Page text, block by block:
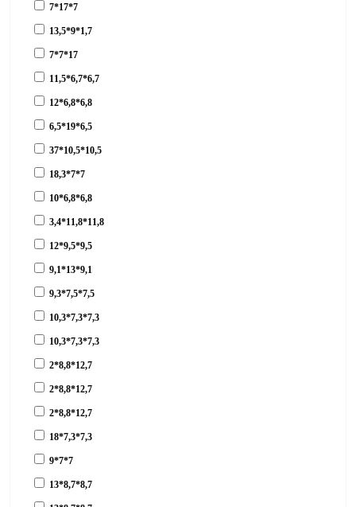
7*17*7
13,5*9*1,7
7*7*17
11,5*6,7*6,7
12*6,8*6,8
6,5*19*6,5
37*10,5*10,5
18,3*7*7
10*6,8*6,8
3,4*11,8*11,8
12*9,5*9,5
9,1*13*9,1
9,3*7,5*7,5
10,3*7,3*7,3
10,3*7,3*7,3
2*8,8*12,7
2*8,8*12,7
2*8,8*12,7
18*7,3*7,3
9*7*7
13*8,7*8,7